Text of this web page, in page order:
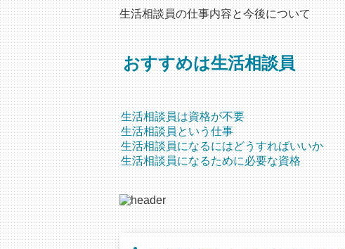
生活相談員の仕事内容と今後について
おすすめは生活相談員
生活相談員は資格が不要
生活相談員という仕事
生活相談員になるにはどうすればいいか
生活相談員になるために必要な資格